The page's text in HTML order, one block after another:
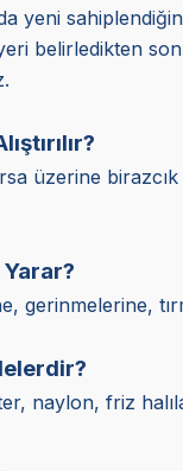
yeni
belirledikten
üzerine
Yarar?
gerinmelerine,
naylon, friz